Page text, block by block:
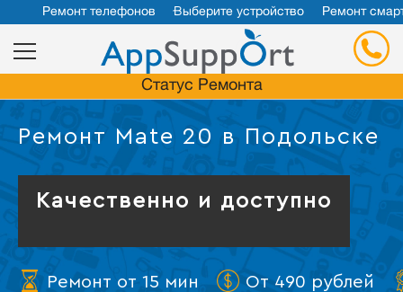
Ремонт телефонов Выберите устройство Ремонт
Статус Ремонта
Ремонт Mate 20 в Подольске
Качественно и доступно
Ремонт от 15 мин От 490 рублей